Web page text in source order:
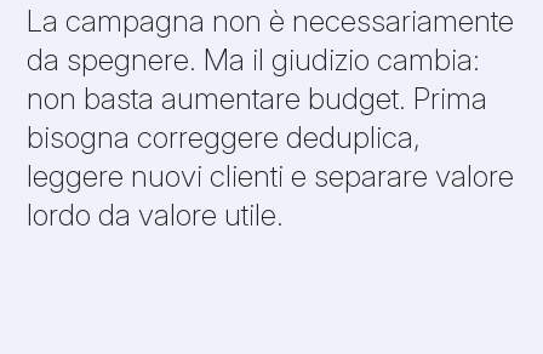
La campagna non è necessariamente
da spegnere. Ma il giudizio cambia:
non basta aumentare budget. Prima
bisogna correggere deduplica,
leggere nuovi clienti e separare valore
lordo da valore utile.